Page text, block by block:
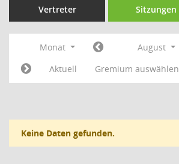
Vertreter Sitzungen
Monat August
Aktuell
Gremium auswählen
Keine Daten gefunden.